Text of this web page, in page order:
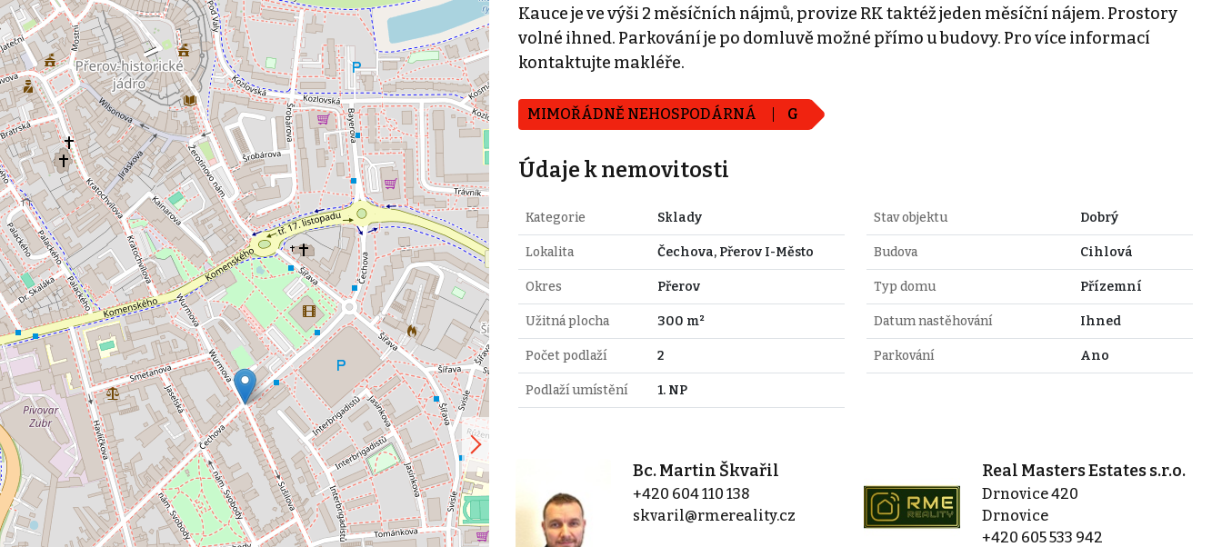
Kauce je ve výši 2 měsíčních nájmů, provize RK taktéž jeden měsíční nájem. Prostory
volné ihned. Parkování je po domluvě možné přímo u budovy. Pro více informací
kontaktujte makléře.
MIMOŘÁDNĚ NEHOSPODÁRNÁ G
Údaje k nemovitosti
Kategorie Sklady
Lokalita Čechova, Přerov I-Město
Okres Přerov
Užitná plocha 300 m²
Počet podlaží 2
Podlaží umístění 1. NP
Stav objektu Dobrý
Budova Cihlová
Typ domu Přízemní
Datum nastěhování Ihned
Parkování Ano
Bc. Martin Škvařil
+420 604 110 138
skvaril@rmereality.cz
Real Masters Estates s.r.o.
Drnovice 420
Drnovice
+420 605 533 942